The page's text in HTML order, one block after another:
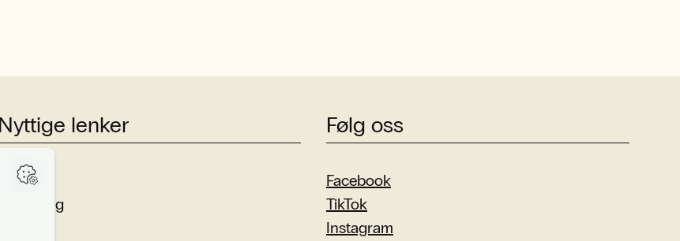
Nyttige lenker
Studier
Forskning
Følg oss
Facebook
TikTok
Instagram